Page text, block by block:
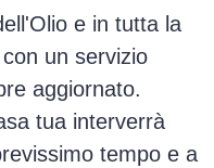
e in tutta la
un servizio
aggiornato.
tua interverrà
tempo e a